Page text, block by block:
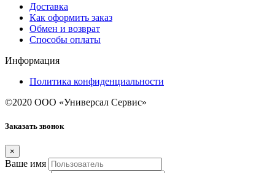
Доставка
Как оформить заказ
Обмен и возврат
Способы оплаты
Информация
Политика конфиденциальности
©2020 ООО «Универсал Сервис»
Заказать звонок
×
Ваше имя